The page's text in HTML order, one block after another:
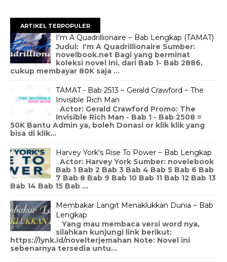
ARTIKEL TERPOPULER
I'm A Quadrillionaire ~ Bab Lengkap (TAMAT)
Judul: I'm A Quadrillionaire Sumber:
novelbook.net Bagi yang berminat
koleksi novel ini, dari Bab 1- Bab 2886,
cukup membayar 80K saja ...
TAMAT - Bab 2513 ~ Gerald Crawford ~ The
Invisible Rich Man
Actor: Gerald Crawford Promo: The
Invisible Rich Man - Bab 1 - Bab 2508 =
50K Bantu Admin ya, boleh Donasi or klik klik yang
bisa di klik...
Harvey York's Rise To Power ~ Bab Lengkap
Actor: Harvey York Sumber: novelebook
Bab 1 Bab 2 Bab 3 Bab 4 Bab 5 Bab 6 Bab
7 Bab 8 Bab 9 Bab 10 Bab 11 Bab 12 Bab 13
Bab 14 Bab 15 Bab ...
Membakar Langit Menaklukkan Dunia ~ Bab
Lengkap
Yang mau membaca versi word nya,
silahkan kunjungi link berikut:
https://lynk.id/novelterjemahan Note: Novel ini
sebenarnya tersedia untu...